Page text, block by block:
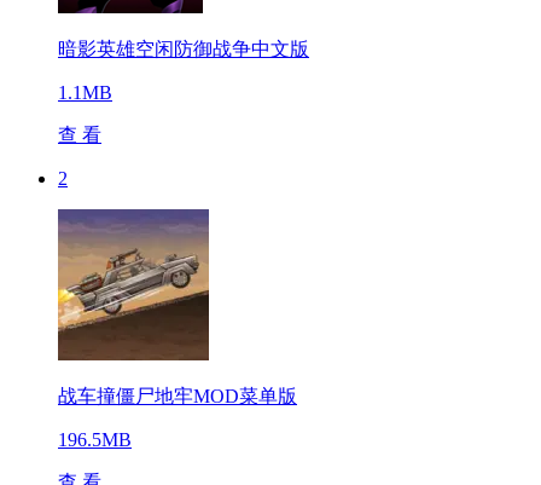
暗影英雄空闲防御战争中文版
1.1MB
查 看
2
战车撞僵尸地牢MOD菜单版
196.5MB